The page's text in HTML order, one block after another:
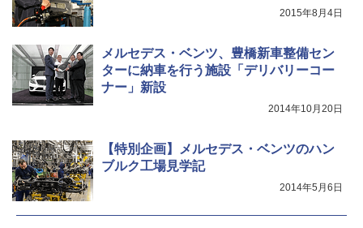
2015年8月4日
メルセデス・ベンツ、豊橋新車整備セン
ターに納車を行う施設「デリバリーコー
ナー」新設
2014年10月20日
【特別企画】メルセデス・ベンツのハン
ブルク工場見学記
2014年5月6日